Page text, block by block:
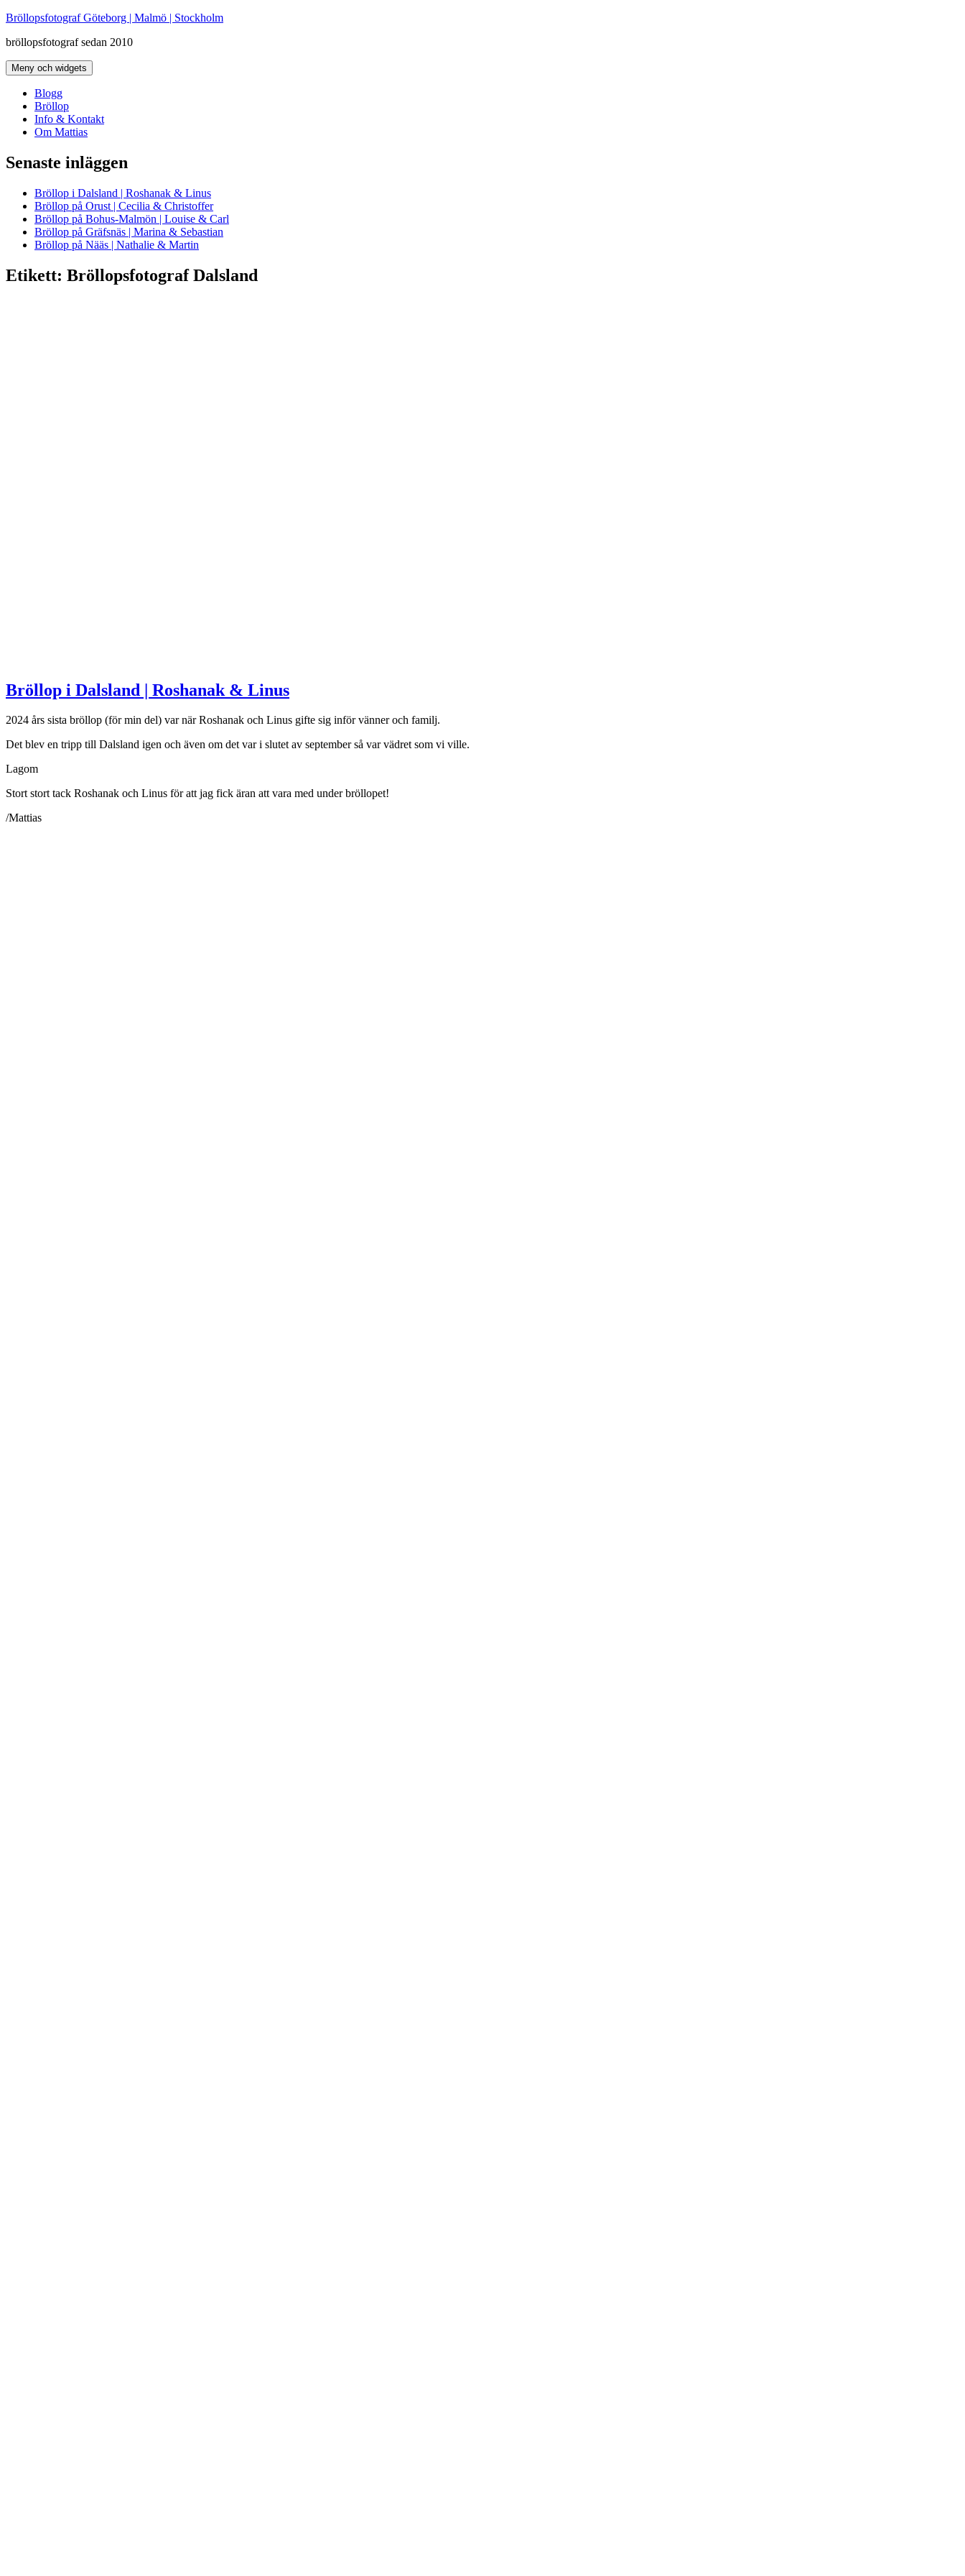
Hoppa
innehåll
Bröllopsfotograf Göteborg | Malmö | Stockholm
bröllopsfotograf sedan 2010
Meny och widgets
Blogg
Bröllop
Info & Kontakt
Om Mattias
Senaste inläggen
Bröllop i Dalsland | Roshanak & Linus
Bröllop på Orust | Cecilia & Christoffer
Bröllop på Bohus-Malmön | Louise & Carl
Bröllop på Gräfsnäs | Marina & Sebastian
Bröllop på Nääs | Nathalie & Martin
Etikett: Bröllopsfotograf Dalsland
Bröllop i Dalsland | Roshanak & Linus
2024 års sista bröllop (för min del) var när Roshanak och Linus gifte sig inför vänner och familj.
Det blev en tripp till Dalsland igen och även om det var i slutet av september så var vädret som vi ville.
Lagom
Stort stort tack Roshanak och Linus för att jag fick äran att vara med under bröllopet!
/Mattias